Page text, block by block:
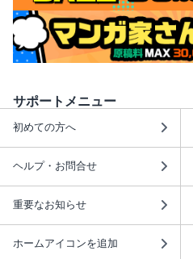
サポートメニュー
初めての方へ
ヘルプ・お問合せ
重要なお知らせ
ホームアイコンを追加